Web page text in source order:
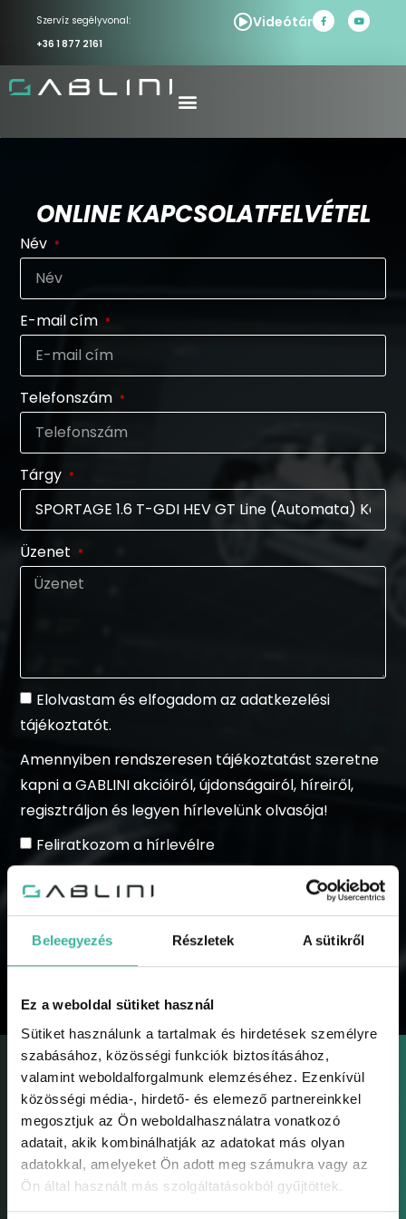
Beleegyezés Részletek A sütikről
Ez a weboldal sütiket használ
Sütiket használunk a tartalmak és hirdetések személyre
szabásához, közösségi funkciók biztosításához,
valamint weboldalforgalmunk elemzéséhez. Ezenkívül
közösségi média-, hirdető- és elemező partnereinkkel
megosztjuk az Ön weboldalhasználatra vonatkozó
adatait, akik kombinálhatják az adatokat más olyan
adatokkal, amelyeket Ön adott meg számukra vagy az
Ön által használt más szolgáltatásokból gyűjtöttek.
Szervíz segélyvonal:
+36 1 877 2161
Videótár
ONLINE KAPCSOLATFELVÉTEL
Név
E-mail cím
Telefonszám
Tárgy
Üzenet
Elolvastam és elfogadom az adatkezelési
tájékoztatót.
Amennyiben rendszeresen tájékoztatást szeretne
kapni a GABLINI akcióiról, újdonságairól, híreiről,
regisztráljon és legyen hírlevelünk olvasója!
Feliratkozom a hírlevélre
KÜLDÉS
GABLINI
Gablini
Környezetvédelem